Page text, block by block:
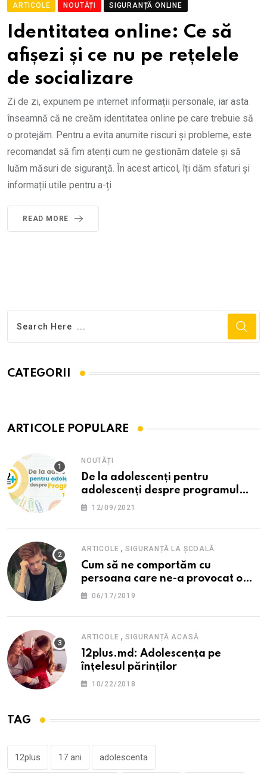
ARTICOLE NOUTĂȚI SIGURANȚĂ ONLINE
Identitatea online: Ce să
afișezi și ce nu pe rețelele
de socializare
Zi de zi, expunem pe internet informații personale, iar asta
înseamnă că ne creăm identitatea online pe care trebuie să
o protejăm. Pentru a evita anumite riscuri și probleme, este
recomandat să fim atenți cum ne gestionăm datele și să
luăm măsuri de siguranță. În acest articol, îți dăm sfaturi și
informații utile pentru a-ți
READ MORE
CATEGORII
ARTICOLE POPULARE
NOUTĂȚI
De la adolescenți pentru
adolescenți despre programul
12PLUS
12/09/2021
ARTICOLE ,SIGURANȚĂ LA ȘCOALĂ
Cum să ne comportăm cu
persoana care ne-a provocat o
supărare?
06/17/2019
ARTICOLE ,SIGURANȚĂ ACASĂ
12plus.md: Adolescența pe
înțelesul părinților
10/22/2018
TAG
12plus 17 ani adolescenta